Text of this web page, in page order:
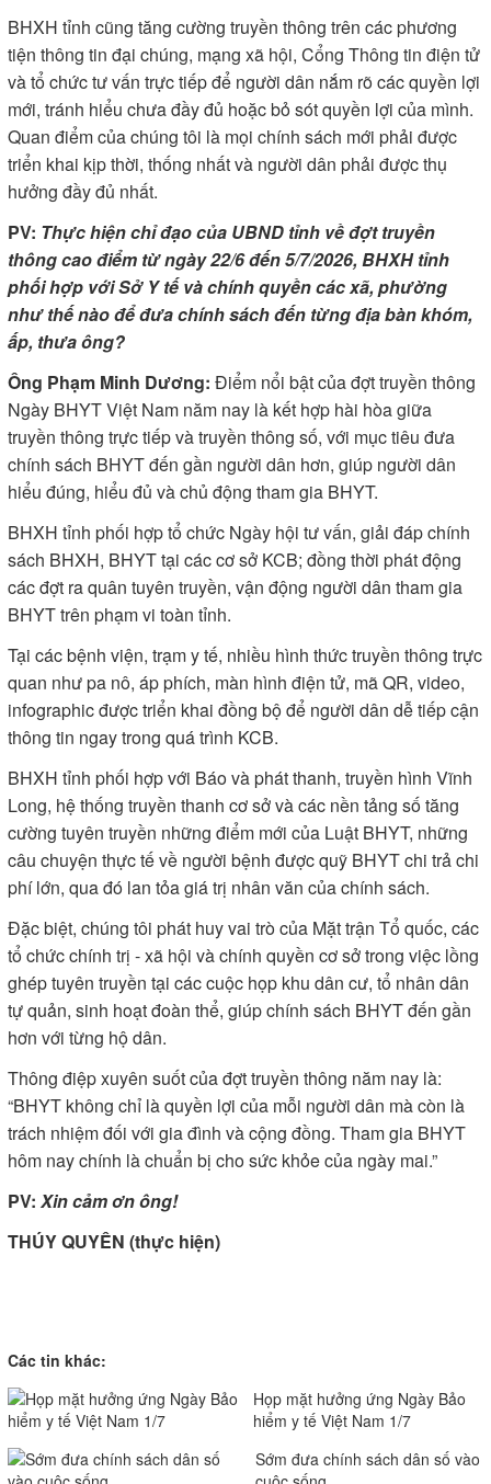
BHXH tỉnh cũng tăng cường truyền thông trên các phương
tiện thông tin đại chúng, mạng xã hội, Cổng Thông tin điện tử
và tổ chức tư vấn trực tiếp để người dân nắm rõ các quyền lợi
mới, tránh hiểu chưa đầy đủ hoặc bỏ sót quyền lợi của mình.
Quan điểm của chúng tôi là mọi chính sách mới phải được
triển khai kịp thời, thống nhất và người dân phải được thụ
hưởng đầy đủ nhất.
PV: Thực hiện chỉ đạo của UBND tỉnh về đợt truyền
thông cao điểm từ ngày 22/6 đến 5/7/2026, BHXH tỉnh
phối hợp với Sở Y tế và chính quyền các xã, phường
như thế nào để đưa chính sách đến từng địa bàn khóm,
ấp, thưa ông?
Ông Phạm Minh Dương: Điểm nổi bật của đợt truyền thông
Ngày BHYT Việt Nam năm nay là kết hợp hài hòa giữa
truyền thông trực tiếp và truyền thông số, với mục tiêu đưa
chính sách BHYT đến gần người dân hơn, giúp người dân
hiểu đúng, hiểu đủ và chủ động tham gia BHYT.
BHXH tỉnh phối hợp tổ chức Ngày hội tư vấn, giải đáp chính
sách BHXH, BHYT tại các cơ sở KCB; đồng thời phát động
các đợt ra quân tuyên truyền, vận động người dân tham gia
BHYT trên phạm vi toàn tỉnh.
Tại các bệnh viện, trạm y tế, nhiều hình thức truyền thông trực
quan như pa nô, áp phích, màn hình điện tử, mã QR, video,
infographic được triển khai đồng bộ để người dân dễ tiếp cận
thông tin ngay trong quá trình KCB.
BHXH tỉnh phối hợp với Báo và phát thanh, truyền hình Vĩnh
Long, hệ thống truyền thanh cơ sở và các nền tảng số tăng
cường tuyên truyền những điểm mới của Luật BHYT, những
câu chuyện thực tế về người bệnh được quỹ BHYT chi trả chi
phí lớn, qua đó lan tỏa giá trị nhân văn của chính sách.
Đặc biệt, chúng tôi phát huy vai trò của Mặt trận Tổ quốc, các
tổ chức chính trị - xã hội và chính quyền cơ sở trong việc lồng
ghép tuyên truyền tại các cuộc họp khu dân cư, tổ nhân dân
tự quản, sinh hoạt đoàn thể, giúp chính sách BHYT đến gần
hơn với từng hộ dân.
Thông điệp xuyên suốt của đợt truyền thông năm nay là:
“BHYT không chỉ là quyền lợi của mỗi người dân mà còn là
trách nhiệm đối với gia đình và cộng đồng. Tham gia BHYT
hôm nay chính là chuẩn bị cho sức khỏe của ngày mai.”
PV: Xin cảm ơn ông!
THÚY QUYÊN (thực hiện)
Các tin khác:
Họp mặt hưởng ứng Ngày Bảo
hiểm y tế Việt Nam 1/7
Sớm đưa chính sách dân số vào